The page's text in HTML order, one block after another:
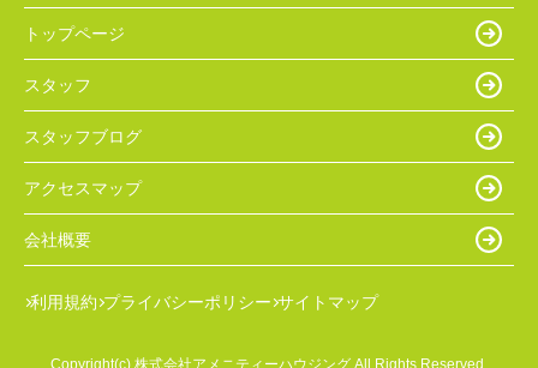
トップページ
スタッフ
スタッフブログ
アクセスマップ
会社概要
利用規約 プライバシーポリシー サイトマップ